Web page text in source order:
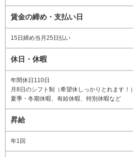
賃金の締め・支払い日
15日締め当月25日払い
休日・休暇
年間休日110日
月8日のシフト制（希望休しっかりとれます！）
夏季・冬期休暇、有給休暇、特別休暇など
昇給
年1回